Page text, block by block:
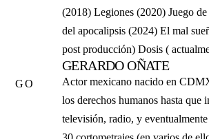
(2018) Legiones (2020) Juego
del apocalipsis (2024) El mal
post producción) Dosis (
GO
GERARDO OÑATE
Actor mexicano nacido en
los derechos humanos hasta que
televisión, radio, y